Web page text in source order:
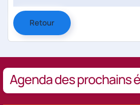
Retour
Agenda des prochains